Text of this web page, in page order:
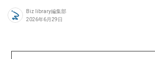
Biz library編集部
2026年6月29日